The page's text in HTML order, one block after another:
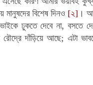
মানুষদের বিশেষ দিনও [২] ।
ঢুকতে দেবে না, বসতে
দাঁড়িয়ে আছে; এটা